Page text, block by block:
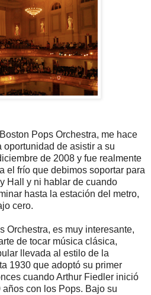
Pops Orchestra, me hace
de asistir a su
de 2008 y fue realmente
el frío que debimos soportar para
Hall y ni hablar de cuando
hasta la estación del metro,
cero.
Orchestra, es muy interesante,
de tocar música clásica,
llevada al estilo de la
1930 que adoptó su primer
cuando Arthur Fiedler inició
con los Pops. Bajo su